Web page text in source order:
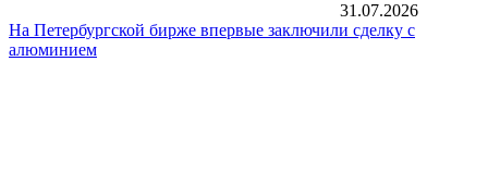
31.07.2026
На Петербургской бирже впервые заключили сделку с
алюминием